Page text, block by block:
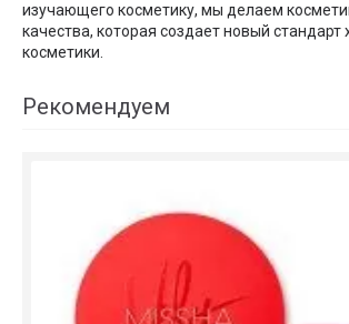
изучающего косметику, мы делаем
качества, которая создает новый стандарт
косметики.
Рекомендуем